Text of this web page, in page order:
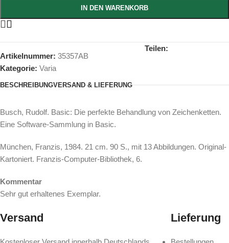
IN DEN WARENKORB
Artikelnummer: 35357AB
Kategorie: Varia
Teilen:
BESCHREIBUNGVERSAND & LIEFERUNG
Busch, Rudolf. Basic: Die perfekte Behandlung von Zeichenketten.
Eine Software-Sammlung in Basic.
München, Franzis, 1984. 21 cm. 90 S., mit 13 Abbildungen. Original-
Kartoniert. Franzis-Computer-Bibliothek, 6.
Kommentar
Sehr gut erhaltenes Exemplar.
Versand Lieferung